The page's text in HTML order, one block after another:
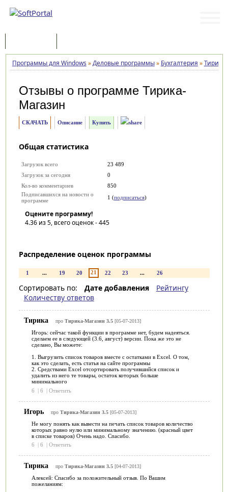
Программы для Windows »Деловые программы» Бухгалтерия »
Отзывы о программе Тирика-
Магазин
СКАЧАТЬ Описание Купить
Общая статистика
Загрузок всего
23 489
Загрузок за сегодня
0
Кол-во комментариев
850
Подписавшихся на новости о
программе
1 (подписаться)
Оцените программу!
4.36из 5, всего оценок -445
Распределение оценок программы
1 ... 19 20 21 22 23 ... 26
Сортировать по: Дате добавления
Рейтингу
Количеству ответов
Тирика про Тирика-Магазин 3.5[05-07-2013]
Игорь: сейчас такой функции в программе нет, будем надеяться.
сделаем ее в следующей (3.6, август) версии. Пока же это не
сделано, Вы можете:
1. Выгрузить список товаров вместе с остатками в Excel. О том,
как это сделать, есть статья на сайте программы
2. Средствами Excel отсортировать получившийся список и
удалить из него те товары, остаток которых больше
минимального
6
| 6 | Ответить
Игорь про Тирика-Магазин 3.5[05-07-2013]
Не могу понять как вывести на печать список товаров количество
которых равно нулю или минимальному значению. (красный цвет
в списке товаров) Очень надо. Спасибо.
6
| 6 | Ответить
Тирика про Тирика-Магазин 3.5[04-07-2013]
Алексей: Спасибо за положительный отзыв. По Вашим
пожеланиям: